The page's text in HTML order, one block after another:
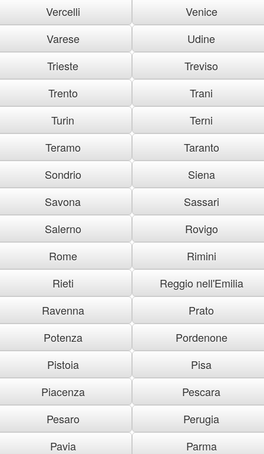
Vercelli
Venice
Varese
Udine
Trieste
Treviso
Trento
Trani
Turin
Terni
Teramo
Taranto
Sondrio
Siena
Savona
Sassari
Salerno
Rovigo
Rome
Rimini
Rieti
Reggio nell'Emilia
Ravenna
Prato
Potenza
Pordenone
Pistoia
Pisa
Piacenza
Pescara
Pesaro
Perugia
Pavia
Parma